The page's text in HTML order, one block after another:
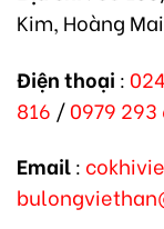
Kim, Hoàng
Điện thoại :
816 /0979 293
Email: